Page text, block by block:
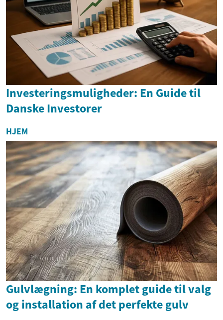
Investeringsmuligheder: En Guide til
Danske Investorer
HJEM
Gulvlægning: En komplet guide til valg
og installation af det perfekte gulv